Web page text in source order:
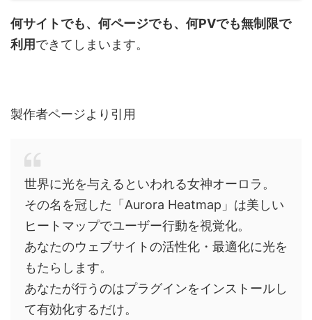
何サイトでも、何ページでも、何PVでも無制限で
利用できてしまいます。
製作者ページより引用
世界に光を与えるといわれる女神オーロラ。
その名を冠した「Aurora Heatmap」は美しい
ヒートマップでユーザー行動を視覚化。
あなたのウェブサイトの活性化・最適化に光を
もたらします。
あなたが行うのはプラグインをインストールし
て有効化するだけ。